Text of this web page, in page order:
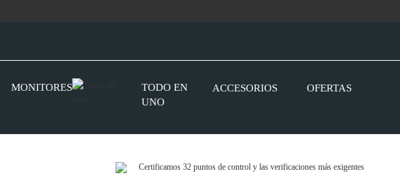
MONITORES
TODO EN
UNO
ACCESORIOS OFERTAS
Certificamos 32 puntos de control y las verificaciones más exigentes